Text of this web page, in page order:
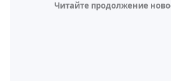
Читайте продолжение